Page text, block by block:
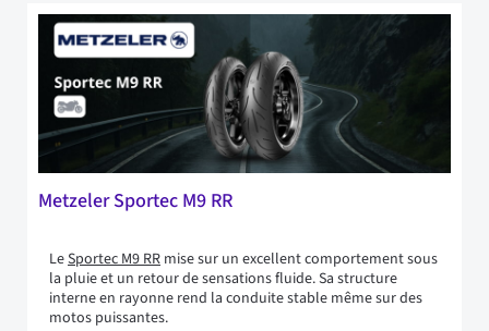
Metzeler Sportec M9 RR
LeSportec M9 RR mise sur un excellent comportement sous
la pluie et un retour de sensations fluide. Sa structure
interne en rayonne rend la conduite stable même sur des
motos puissantes.